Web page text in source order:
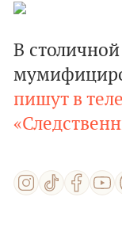
В
пишут в